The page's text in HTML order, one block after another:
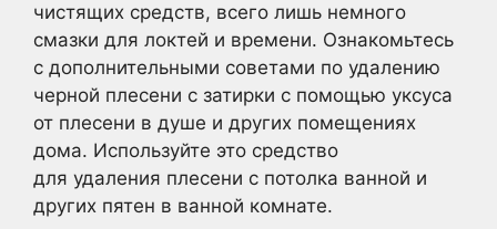
чистящих средств, всего лишь немного
смазки для локтей и времени. Ознакомьтесь
с дополнительными советами по удалению
черной плесени с затирки с помощью уксуса
от плесени в душе и других помещениях
дома. Используйте это средство
для удаления плесени с потолка ванной и
других пятен в ванной комнате.